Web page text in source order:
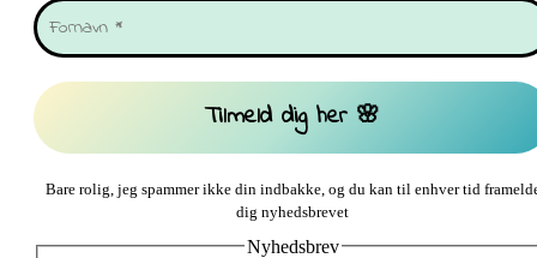
Bare rolig, jeg spammer ikke din indbakke, og du kan til enhver tid
dig nyhedsbrevet
Nyhedsbrev